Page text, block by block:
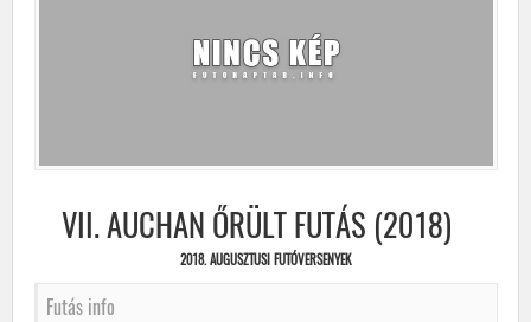
VII. AUCHAN ŐRÜLT FUTÁS (2018)
2018. AUGUSZTUSI FUTÓVERSENYEK
Futás info